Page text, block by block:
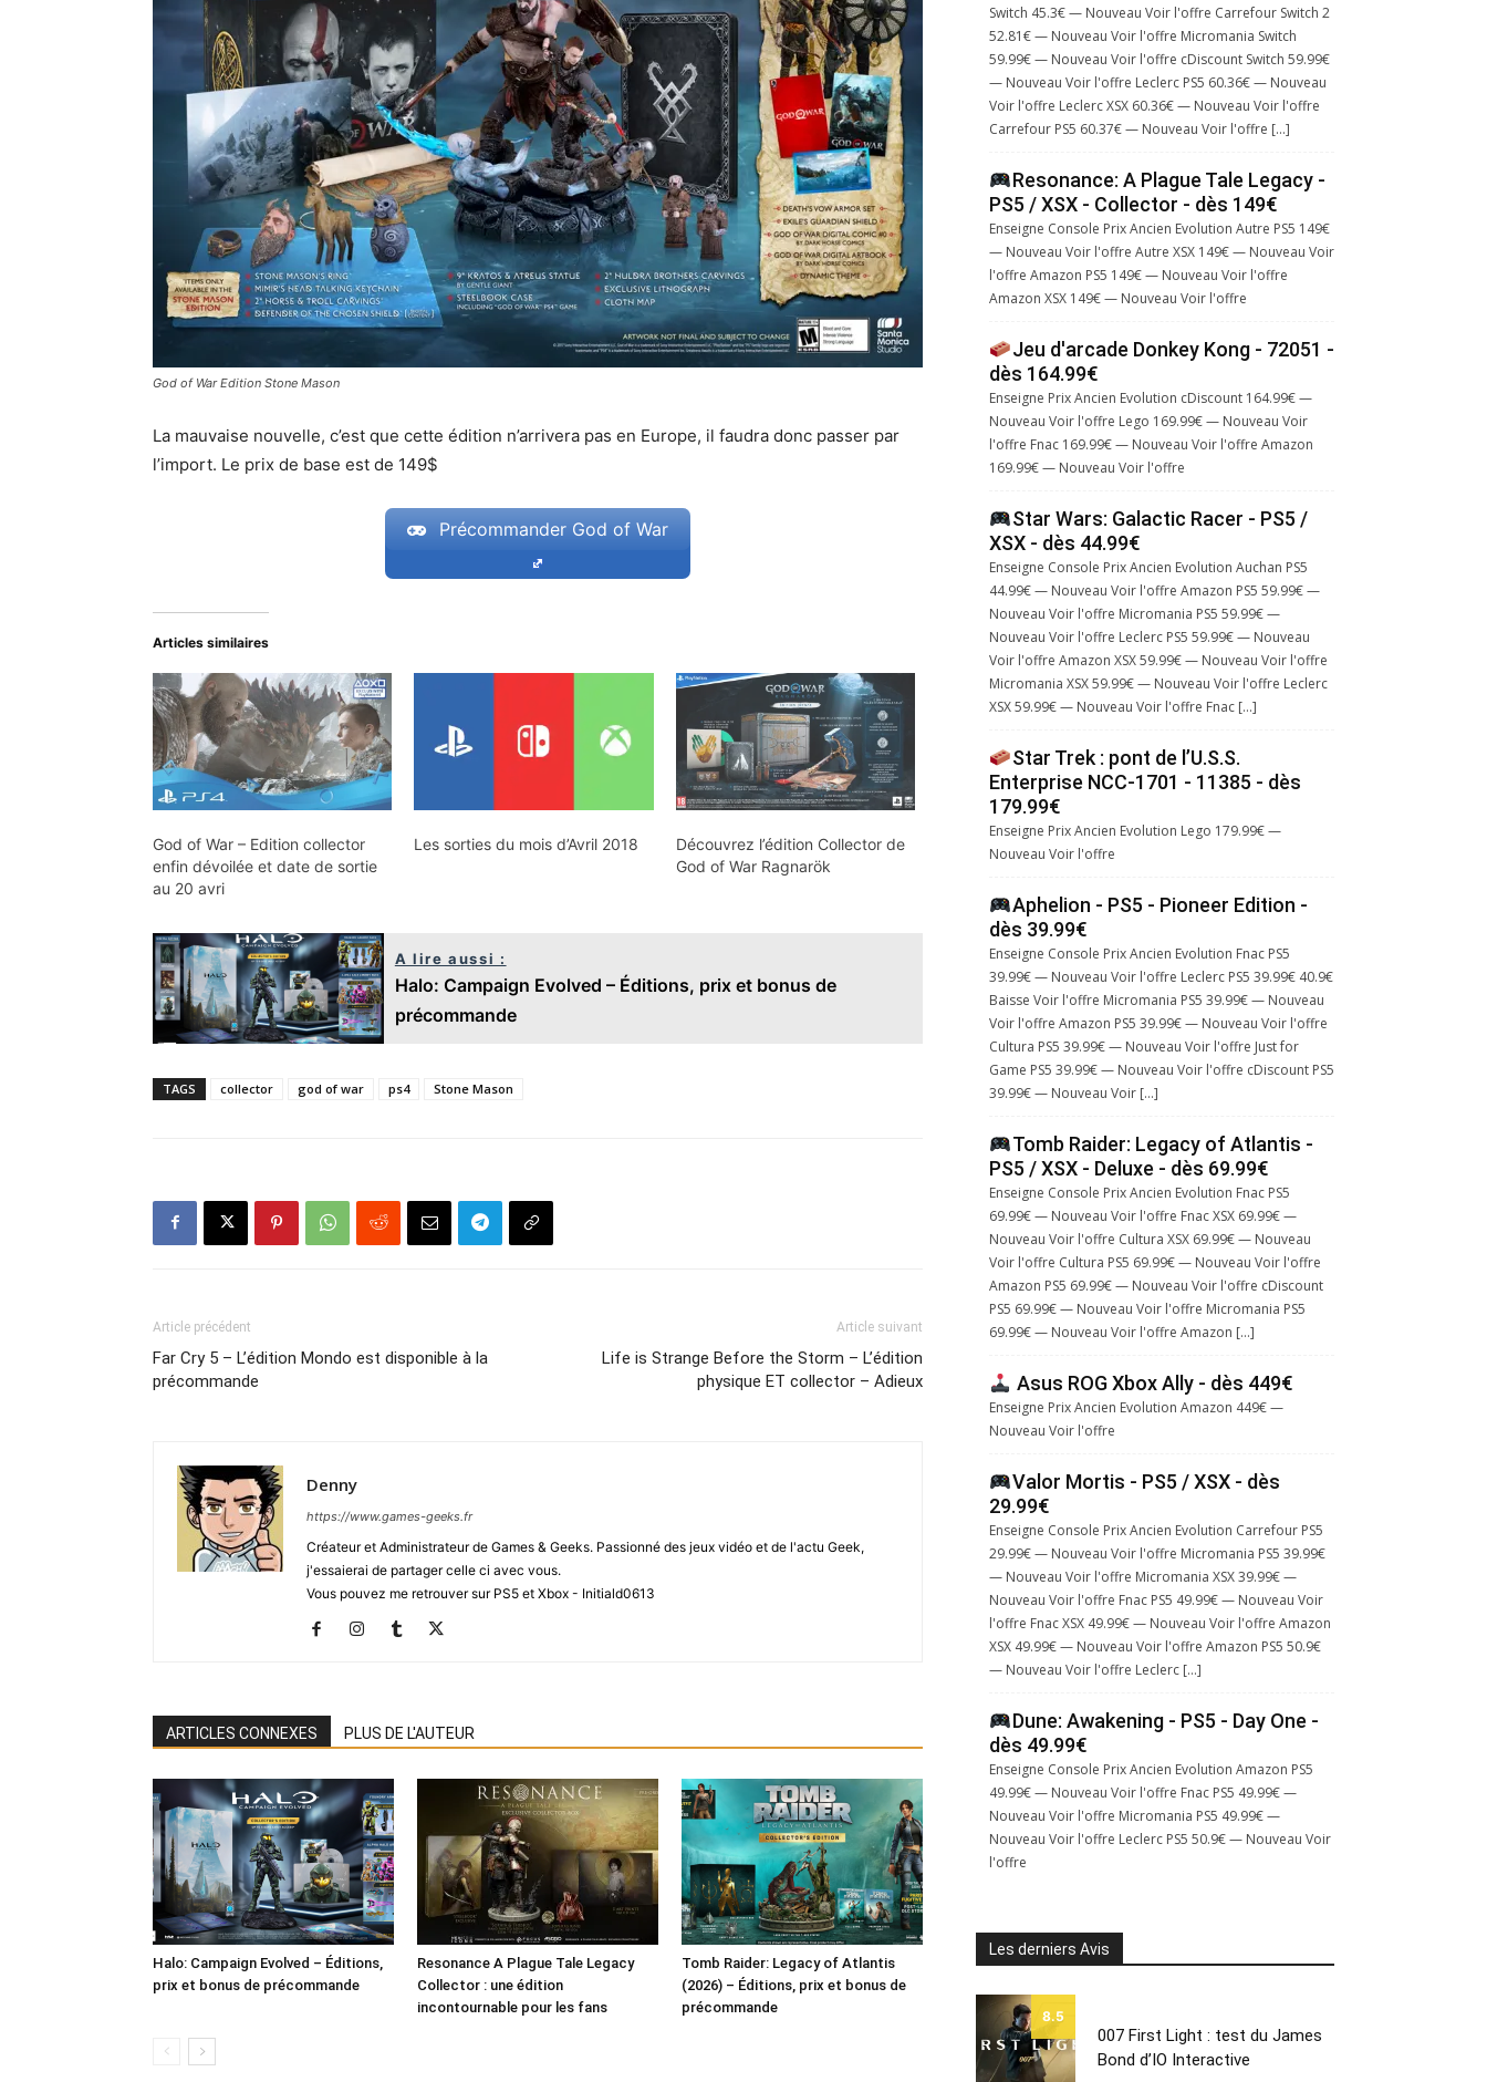
God of War Edition Stone Mason
La mauvaise nouvelle, c’est que cette édition n’arrivera pas en Europe, il faudra donc passer par
l’import. Le prix de base est de 149$
Précommander God of War
Articles similaires
God of War – Edition collector
enfin dévoilée et date de sortie
au 20 avri
Les sorties du mois d’Avril 2018
Découvrez l’édition Collector de
God of War Ragnarök
A lire aussi :
Halo: Campaign Evolved – Éditions, prix et bonus de
précommande
TAGS collector god of war ps4 Stone Mason
Article précédent
Far Cry 5 – L’édition Mondo est disponible à la
précommande
Article suivant
Life is Strange Before the Storm – L’édition
physique ET collector – Adieux
Denny
https://www.games-geeks.fr
Créateur et Administrateur de Games & Geeks. Passionné des jeux vidéo et de l'actu Geek,
j'essaierai de partager celle ci avec vous.
Vous pouvez me retrouver sur PS5 et Xbox - Initiald0613
ARTICLES CONNEXES PLUS DE L'AUTEUR
Halo: Campaign Evolved – Éditions,
prix et bonus de précommande
Resonance A Plague Tale Legacy
Collector : une édition
incontournable pour les fans
Tomb Raider: Legacy of Atlantis
(2026) – Éditions, prix et bonus de
précommande
Switch 45.3€ — Nouveau Voir l'offre Carrefour Switch 2
52.81€ — Nouveau Voir l'offre Micromania Switch
59.99€ — Nouveau Voir l'offre cDiscount Switch 59.99€
— Nouveau Voir l'offre Leclerc PS5 60.36€ — Nouveau
Voir l'offre Leclerc XSX 60.36€ — Nouveau Voir l'offre
Carrefour PS5 60.37€ — Nouveau Voir l'offre […]
Resonance: A Plague Tale Legacy -
PS5 / XSX - Collector - dès 149€
Enseigne Console Prix Ancien Evolution Autre PS5 149€
— Nouveau Voir l'offre Autre XSX 149€ — Nouveau Voir
l'offre Amazon PS5 149€ — Nouveau Voir l'offre
Amazon XSX 149€ — Nouveau Voir l'offre
Jeu d'arcade Donkey Kong - 72051 -
dès 164.99€
Enseigne Prix Ancien Evolution cDiscount 164.99€ —
Nouveau Voir l'offre Lego 169.99€ — Nouveau Voir
l'offre Fnac 169.99€ — Nouveau Voir l'offre Amazon
169.99€ — Nouveau Voir l'offre
Star Wars: Galactic Racer - PS5 /
XSX - dès 44.99€
Enseigne Console Prix Ancien Evolution Auchan PS5
44.99€ — Nouveau Voir l'offre Amazon PS5 59.99€ —
Nouveau Voir l'offre Micromania PS5 59.99€ —
Nouveau Voir l'offre Leclerc PS5 59.99€ — Nouveau
Voir l'offre Amazon XSX 59.99€ — Nouveau Voir l'offre
Micromania XSX 59.99€ — Nouveau Voir l'offre Leclerc
XSX 59.99€ — Nouveau Voir l'offre Fnac […]
Star Trek : pont de l’U.S.S.
Enterprise NCC-1701 - 11385 - dès
179.99€
Enseigne Prix Ancien Evolution Lego 179.99€ —
Nouveau Voir l'offre
Aphelion - PS5 - Pioneer Edition -
dès 39.99€
Enseigne Console Prix Ancien Evolution Fnac PS5
39.99€ — Nouveau Voir l'offre Leclerc PS5 39.99€ 40.9€
Baisse Voir l'offre Micromania PS5 39.99€ — Nouveau
Voir l'offre Amazon PS5 39.99€ — Nouveau Voir l'offre
Cultura PS5 39.99€ — Nouveau Voir l'offre Just for
Game PS5 39.99€ — Nouveau Voir l'offre cDiscount PS5
39.99€ — Nouveau Voir […]
Tomb Raider: Legacy of Atlantis -
PS5 / XSX - Deluxe - dès 69.99€
Enseigne Console Prix Ancien Evolution Fnac PS5
69.99€ — Nouveau Voir l'offre Fnac XSX 69.99€ —
Nouveau Voir l'offre Cultura XSX 69.99€ — Nouveau
Voir l'offre Cultura PS5 69.99€ — Nouveau Voir l'offre
Amazon PS5 69.99€ — Nouveau Voir l'offre cDiscount
PS5 69.99€ — Nouveau Voir l'offre Micromania PS5
69.99€ — Nouveau Voir l'offre Amazon […]
Asus ROG Xbox Ally - dès 449€
Enseigne Prix Ancien Evolution Amazon 449€ —
Nouveau Voir l'offre
Valor Mortis - PS5 / XSX - dès
29.99€
Enseigne Console Prix Ancien Evolution Carrefour PS5
29.99€ — Nouveau Voir l'offre Micromania PS5 39.99€
— Nouveau Voir l'offre Micromania XSX 39.99€ —
Nouveau Voir l'offre Fnac PS5 49.99€ — Nouveau Voir
l'offre Fnac XSX 49.99€ — Nouveau Voir l'offre Amazon
XSX 49.99€ — Nouveau Voir l'offre Amazon PS5 50.9€
— Nouveau Voir l'offre Leclerc […]
Dune: Awakening - PS5 - Day One -
dès 49.99€
Enseigne Console Prix Ancien Evolution Amazon PS5
49.99€ — Nouveau Voir l'offre Fnac PS5 49.99€ —
Nouveau Voir l'offre Micromania PS5 49.99€ —
Nouveau Voir l'offre Leclerc PS5 50.9€ — Nouveau Voir
l'offre
Les derniers Avis
8.5
007 First Light : test du James
Bond d’IO Interactive